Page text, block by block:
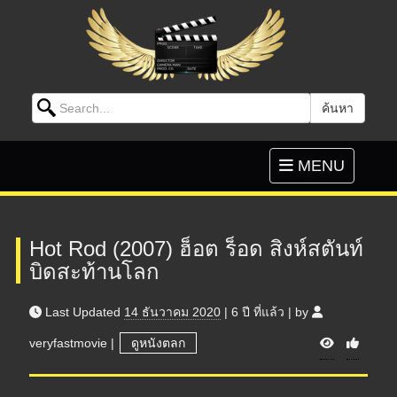
Search for: ค้นหา
Toggle
navigation
MENU
Hot Rod (2007) ฮ็อต ร็อด สิงห์สตันท์
บิดสะท้านโลก
Last Updated 14 ธันวาคม 2020 | 6 ปี ที่แล้ว | by
veryfastmovie | ดูหนังตลก V
i